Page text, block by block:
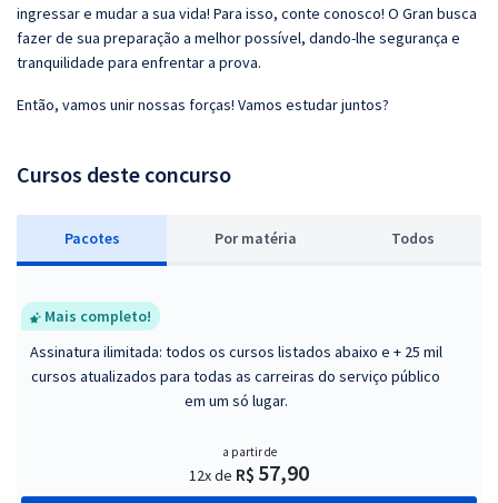
ingressar e mudar a sua vida! Para isso, conte conosco! O Gran busca
fazer de sua preparação a melhor possível, dando-lhe segurança e
tranquilidade para enfrentar a prova.
Então, vamos unir nossas forças! Vamos estudar juntos?
Cursos deste concurso
Pacotes Por matéria Todos
Mais completo!
Assinatura ilimitada: todos os cursos listados abaixo e + 25 mil
cursos atualizados para todas as carreiras do serviço público
em um só lugar.
a partir de
12x de R$ 57,90